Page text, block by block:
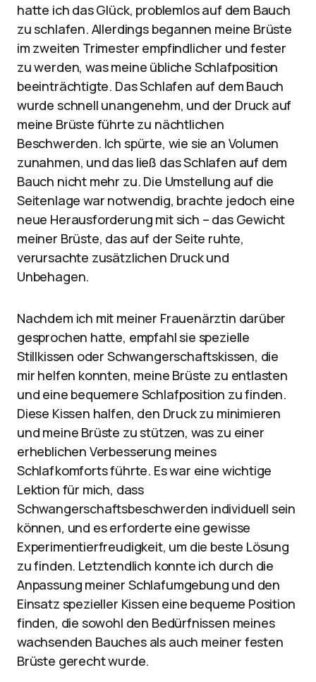
hatte ich das Glück, problemlos auf dem Bauch
zu schlafen. Allerdings begannen meine Brüste
im zweiten Trimester empfindlicher und fester
zu werden, was meine übliche Schlafposition
beeinträchtigte. Das Schlafen auf dem Bauch
wurde schnell unangenehm, und der Druck auf
meine Brüste führte zu nächtlichen
Beschwerden. Ich spürte, wie sie an Volumen
zunahmen, und das ließ das Schlafen auf dem
Bauch nicht mehr zu. Die Umstellung auf die
Seitenlage war notwendig, brachte jedoch eine
neue Herausforderung mit sich – das Gewicht
meiner Brüste, das auf der Seite ruhte,
verursachte zusätzlichen Druck und
Unbehagen.
Nachdem ich mit meiner Frauenärztin darüber
gesprochen hatte, empfahl sie spezielle
Stillkissen oder Schwangerschaftskissen, die
mir helfen konnten, meine Brüste zu entlasten
und eine bequemere Schlafposition zu finden.
Diese Kissen halfen, den Druck zu minimieren
und meine Brüste zu stützen, was zu einer
erheblichen Verbesserung meines
Schlafkomforts führte. Es war eine wichtige
Lektion für mich, dass
Schwangerschaftsbeschwerden individuell sein
können, und es erforderte eine gewisse
Experimentierfreudigkeit, um die beste Lösung
zu finden. Letztendlich konnte ich durch die
Anpassung meiner Schlafumgebung und den
Einsatz spezieller Kissen eine bequeme Position
finden, die sowohl den Bedürfnissen meines
wachsenden Bauches als auch meiner festen
Brüste gerecht wurde.